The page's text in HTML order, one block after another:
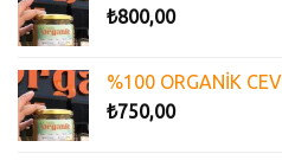
₺800,00
%100 ORGANİK
₺750,00